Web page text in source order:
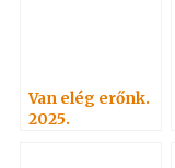
Van elég erőnk.
2025.